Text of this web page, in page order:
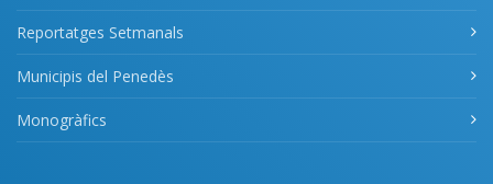
Reportatges Setmanals
Municipis del Penedès
Monogràfics